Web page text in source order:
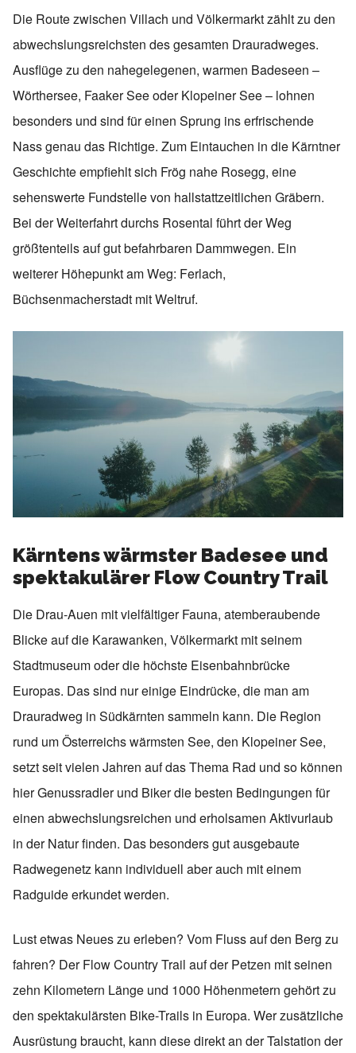
Die Route zwischen Villach und Völkermarkt zählt zu den
abwechslungsreichsten des gesamten Drauradweges.
Ausflüge zu den nahegelegenen, warmen Badeseen –
Wörthersee, Faaker See oder Klopeiner See – lohnen
besonders und sind für einen Sprung ins erfrischende
Nass genau das Richtige. Zum Eintauchen in die Kärntner
Geschichte empfiehlt sich Frög nahe Rosegg, eine
sehenswerte Fundstelle von hallstattzeitlichen Gräbern.
Bei der Weiterfahrt durchs Rosental führt der Weg
größtenteils auf gut befahrbaren Dammwegen. Ein
weiterer Höhepunkt am Weg: Ferlach,
Büchsenmacherstadt mit Weltruf.
Kärntens wärmster Badesee und
spektakulärer Flow Country Trail
Die Drau-Auen mit vielfältiger Fauna, atemberaubende
Blicke auf die Karawanken, Völkermarkt mit seinem
Stadtmuseum oder die höchste Eisenbahnbrücke
Europas. Das sind nur einige Eindrücke, die man am
Drauradweg in Südkärnten sammeln kann. Die Region
rund um Österreichs wärmsten See, den Klopeiner See,
setzt seit vielen Jahren auf das Thema Rad und so können
hier Genussradler und Biker die besten Bedingungen für
einen abwechslungsreichen und erholsamen Aktivurlaub
in der Natur finden. Das besonders gut ausgebaute
Radwegenetz kann individuell aber auch mit einem
Radguide erkundet werden.
Lust etwas Neues zu erleben? Vom Fluss auf den Berg zu
fahren? Der Flow Country Trail auf der Petzen mit seinen
zehn Kilometern Länge und 1000 Höhenmetern gehört zu
den spektakulärsten Bike-Trails in Europa. Wer zusätzliche
Ausrüstung braucht, kann diese direkt an der Talstation der